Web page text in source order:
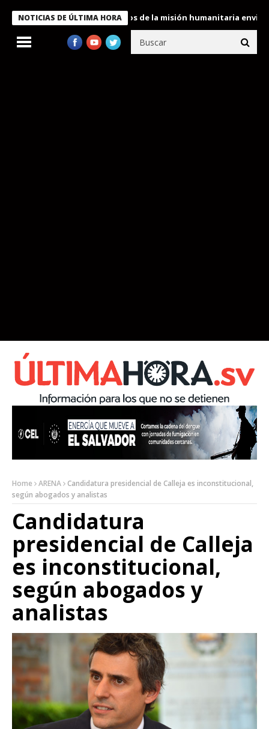
NOTICIAS DE ÚLTIMA HORA
condecora a miembros de la misión humanitaria enviada a
Home ARENA Candidatura presidencial de Calleja es inconstitucional,
según abogados y analistas
Candidatura
presidencial de Calleja
es inconstitucional,
según abogados y
analistas